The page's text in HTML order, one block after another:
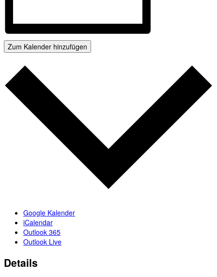
Zum Kalender hinzufügen
Google Kalender
iCalendar
Outlook 365
Outlook Live
Details